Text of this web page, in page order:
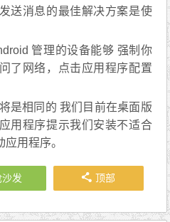
送消息的最佳解决方案是使
管理的设备能够 强制你
了网络，点击应用程序配置
是相同的 我们目前在桌面版
用程序提示我们安装不适合
用程序。
沙发 顶部